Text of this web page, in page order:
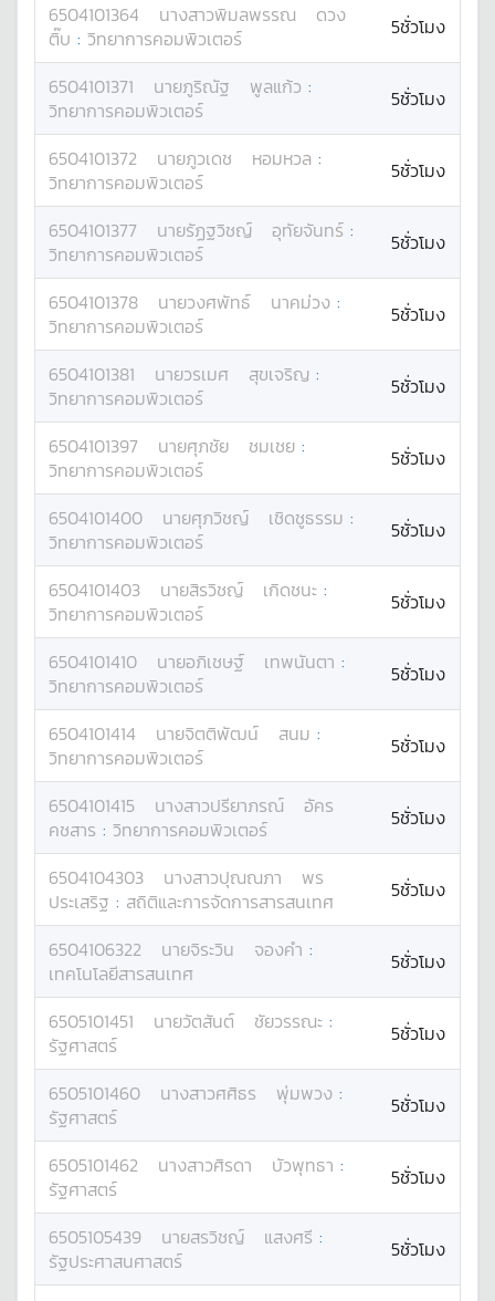
6504101364 นางสาวพิมลพรรณ
ดวง
ติ๊บ : วิทยาการคอมพิวเตอร์ 5ชั่วโมง
6504101371 นายภูริณัฐ พูลแก้ว :
วิทยาการคอมพิวเตอร์
5ชั่วโมง
6504101372 นายภูวเดช หอมหวล :
วิทยาการคอมพิวเตอร์
5ชั่วโมง
6504101377 นายรัฏฐวิชญ์ อุทัยจันทร์ :
วิทยาการคอมพิวเตอร์
5ชั่วโมง
6504101378 นายวงศพัทธ์ นาคม่วง :
วิทยาการคอมพิวเตอร์
5ชั่วโมง
6504101381 นายวรเมศ สุขเจริญ :
วิทยาการคอมพิวเตอร์
5ชั่วโมง
6504101397 นายศุภชัย ชมเชย :
วิทยาการคอมพิวเตอร์
5ชั่วโมง
6504101400 นายศุภวิชญ์ เชิดชูธรรม :
วิทยาการคอมพิวเตอร์
5ชั่วโมง
6504101403 นายสิรวิชญ์ เกิดชนะ :
วิทยาการคอมพิวเตอร์
5ชั่วโมง
6504101410 นายอภิเชษฐ์ เทพนันตา :
วิทยาการคอมพิวเตอร์
5ชั่วโมง
6504101414 นายจิตติพัฒน์ สนม :
วิทยาการคอมพิวเตอร์
5ชั่วโมง
6504101415 นางสาวปรียาภรณ์
อัคร
คชสาร : วิทยาการคอมพิวเตอร์ 5ชั่วโมง
6504104303 นางสาวปุณณภา
พร
ประเสริฐ : สถิติและการจัดการสารสนเทศ 5ชั่วโมง
6504106322 นายจิระวิน จองคำ :
เทคโนโลยีสารสนเทศ
5ชั่วโมง
6505101451 นายวัตสันต์ ชัยวรรณะ :
รัฐศาสตร์
5ชั่วโมง
6505101460 นางสาวศศิธร พุ่มพวง :
รัฐศาสตร์
5ชั่วโมง
6505101462 นางสาวศิรดา บัวพุทธา :
รัฐศาสตร์
5ชั่วโมง
6505105439 นายสรวิชญ์ แสงศรี :
รัฐประศาสนศาสตร์
5ชั่วโมง